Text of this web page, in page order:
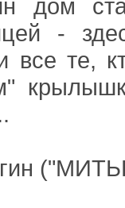
дом
-
все те,